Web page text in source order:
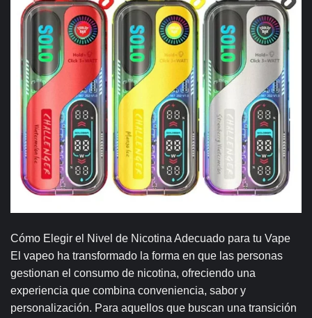
Cómo Elegir el Nivel de Nicotina Adecuado para tu Vape
El vapeo ha transformado la forma en que las personas
gestionan el consumo de nicotina, ofreciendo una
experiencia que combina conveniencia, sabor y
personalización. Para aquellos que buscan una transición